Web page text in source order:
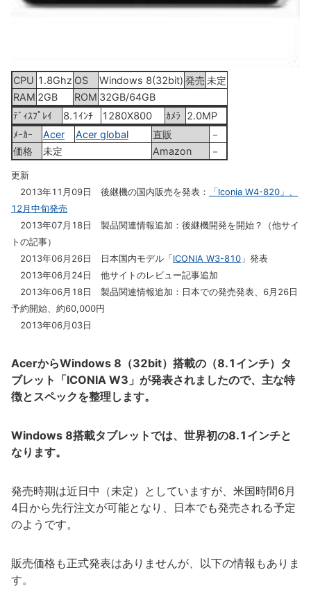
CPU 1.8Ghz OS Windows 8(32bit) 発売 未定
RAM 2GB ROM 32GB/64GB
ﾃﾞｨｽﾌﾟﾚｲ
8.1ｲﾝﾁ 1280X800 ｶﾒﾗ
2.0MP
ﾒｰｶｰ
Acer Acer global 直販
－
価格
未定 Amazon －
更新
2013年11月09日 後継機の国内販売を発表：
「Iconia W4-820」、
12月中旬発売
2013年07月18日 製品関連情報追加：後継機開発を開始？（他サイ
トの記事）
2013年06月26日 日本国内モデル「 ICONIA W3-810 」発表
2013年06月24日 他サイトのレビュー記事追加
2013年06月18日 製品関連情報追加：日本での発売発表、6月26日
予約開始、約60,000円
2013年06月03日
AcerからWindows 8（32bit）搭載の（8.1インチ）タ
ブレット「ICONIA W3」が発表されましたので、主な特
徴とスペックを整理します。
Windows 8搭載タブレットでは、世界初の8.1インチと
なります。
発売時期は近日中（未定）としていますが、米国時間6月
4日から先行注文が可能となり、日本でも発売される予定
のようです。
販売価格も正式発表はありませんが、以下の情報もありま
す。